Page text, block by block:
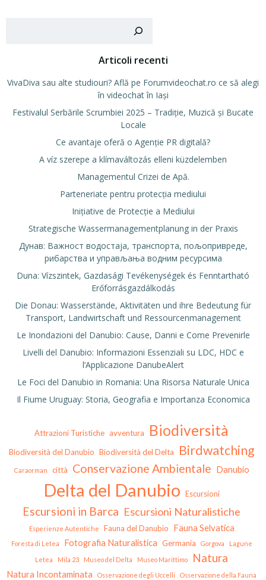
Articoli recenti
VivaDiva sau alte studiouri? Află pe Forumvideochat.ro ce să alegi
în videochat în Iași
Festivalul Serbările Scrumbiei 2025 – Tradiție, Muzică și Bucate
Locale
Ce avantaje oferă o Agenție PR digitală?
A víz szerepe a klímaváltozás elleni küzdelemben
Managementul Crizei de Apă.
Parteneriate pentru protecția mediului
Inițiative de Protecție a Mediului
Strategische Wassermanagementplanung in der Praxis
Дунав: Важност водостаја, транспорта, пољопривреде,
рибарства и управљања водним ресурсима
Duna: Vízszintek, Gazdasági Tevékenységek és Fenntartható
Erőforrásgazdálkodás
Die Donau: Wasserstände, Aktivitäten und ihre Bedeutung für
Transport, Landwirtschaft und Ressourcenmanagement
Le Inondazioni del Danubio: Cause, Danni e Come Prevenirle
Livelli del Danubio: Informazioni Essenziali su LDC, HDC e
l’Applicazione DanubeAlert
Le Foci del Danubio in Romania: Una Risorsa Naturale Unica
Il Fiume Uruguay: Storia, Geografia e Importanza Economica
Attrazioni Turistiche avventura Biodiversità
Biodiversità del Danubio Biodiversità del Delta Birdwatching
Caraorman città Conservazione Ambientale Danubio
Delta del Danubio Escursioni
Escursioni in Barca Escursioni Naturalistiche
Esperienze Autentiche Fauna del Danubio Fauna Selvatica
Foresta di Letea Fotografia Naturalistica Germania Gorgova Lagune
Letea Mila 23 Museo del Delta Museo Marittimo Natura
Natura Incontaminata Osservazione degli Uccelli Osservazione della Fauna